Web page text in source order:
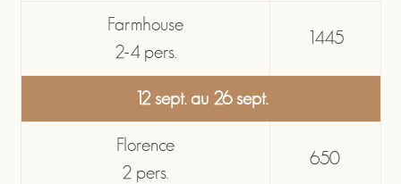
Farmhouse
2-4 pers.
1445
12 sept. au 26 sept.
Florence
2 pers.
650